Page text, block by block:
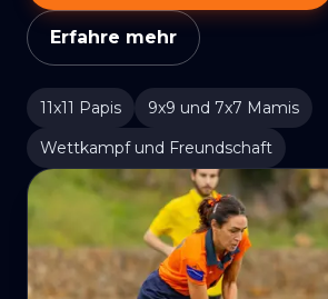
Erfahre mehr
11x11 Papis
9x9 und 7x7 Mamis
Wettkampf und Freundschaft